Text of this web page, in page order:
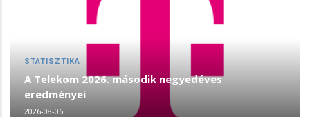
STATISZTIKA
A Telekom 2026. második negyedéves
eredményei
2026-08-06